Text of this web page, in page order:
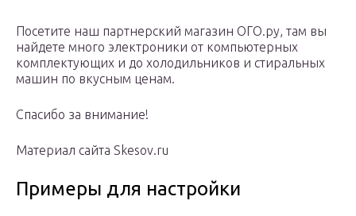
Посетите наш партнерский магазин ОГО.ру, там вы
найдете много электроники от компьютерных
комплектующих и до холодильников и стиральных
машин по вкусным ценам.
Спасибо за внимание!
Материал сайта Skesov.ru
Примеры для настройки